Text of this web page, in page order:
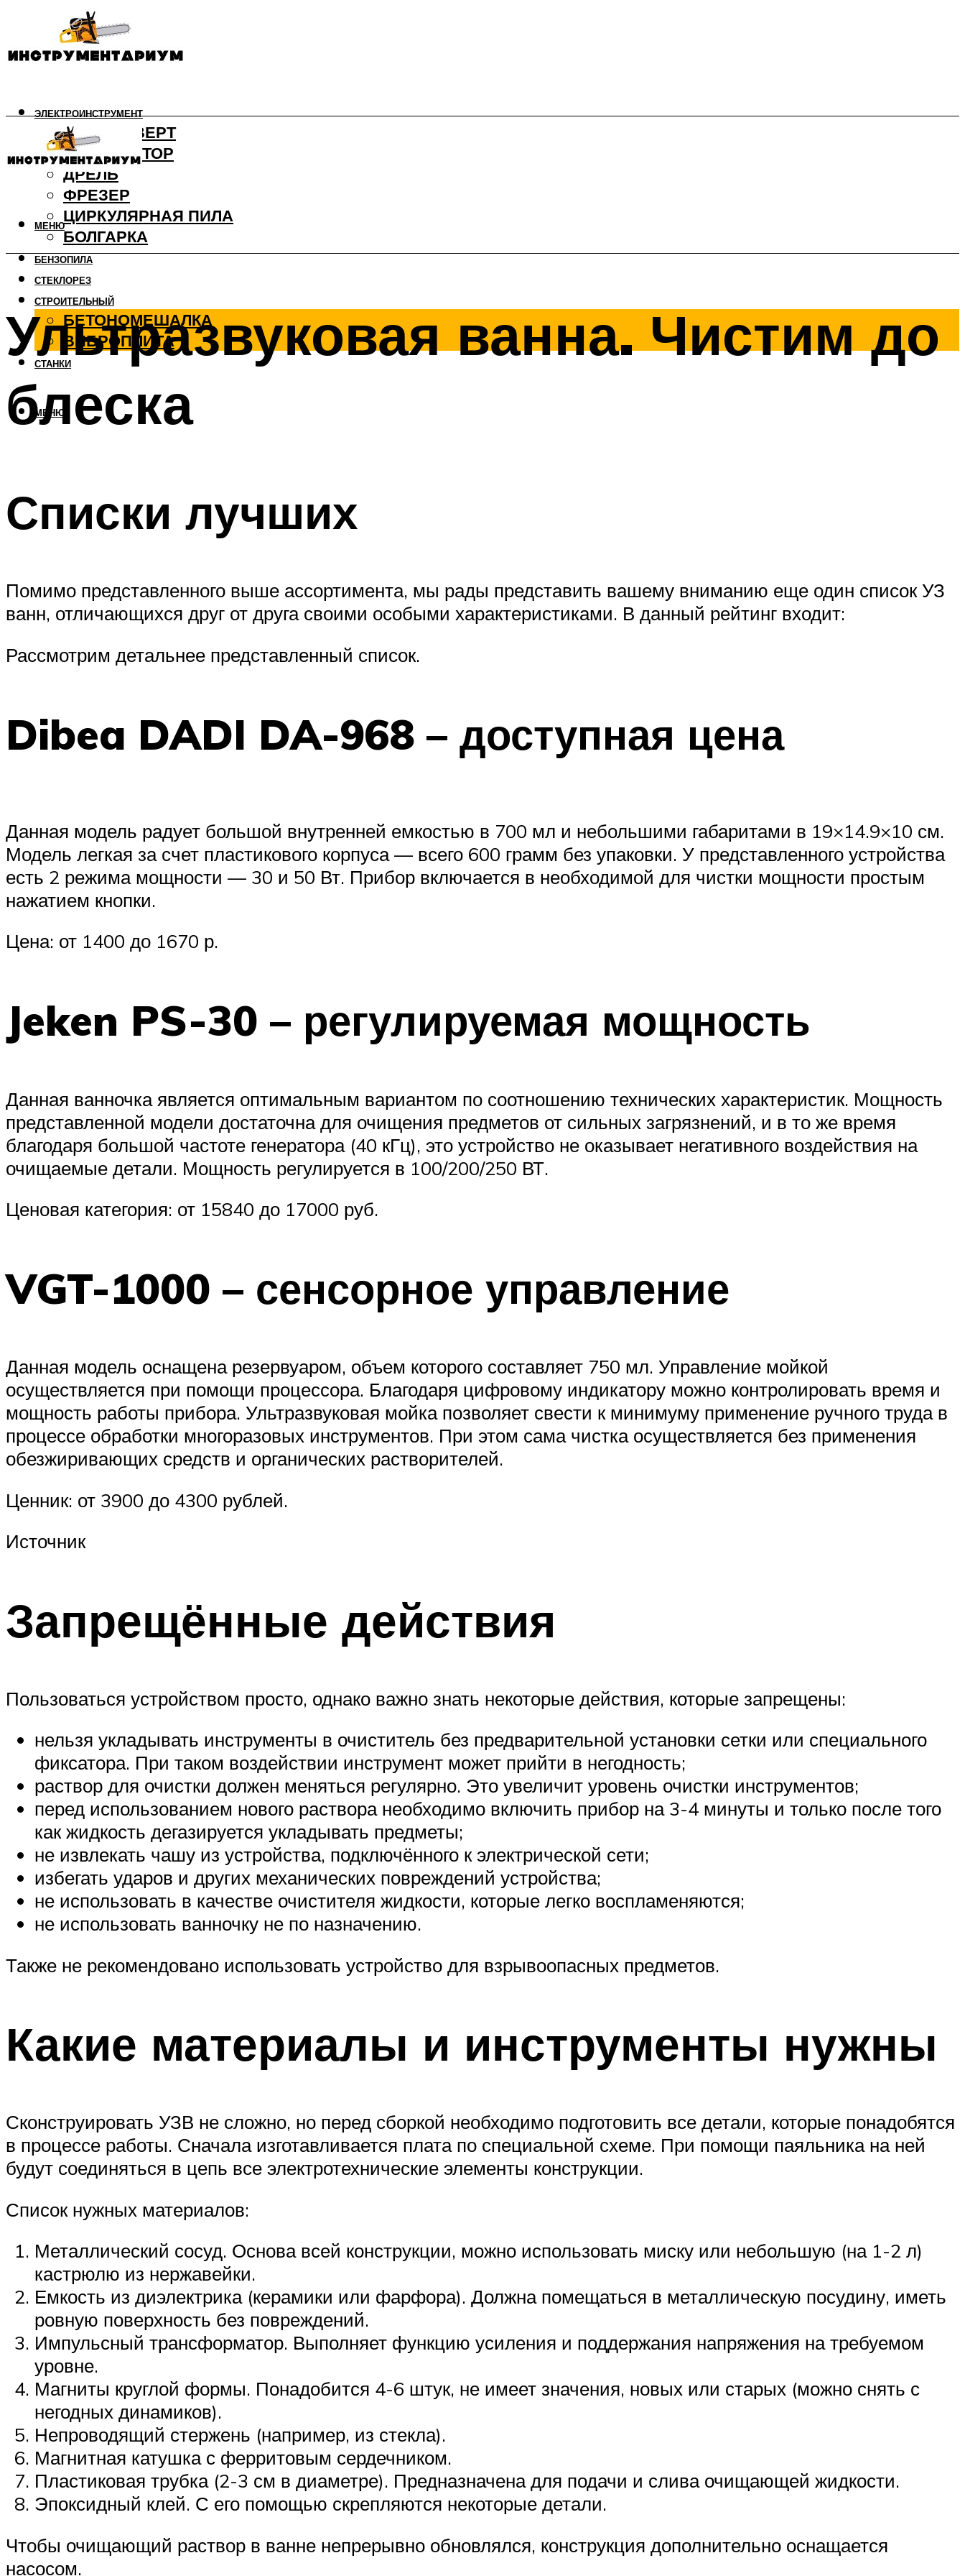
ЭЛЕКТРОИНСТРУМЕНТ
ШУРУПОВЕРТ
ПЕРФОРАТОР
ДРЕЛЬ
ФРЕЗЕР
ЦИРКУЛЯРНАЯ ПИЛА
БОЛГАРКА
БЕНЗОПИЛА
СТЕКЛОРЕЗ
СТРОИТЕЛЬНЫЙ
БЕТОНОМЕШАЛКА
ВИБРОПЛИТА
СТАНКИ
МЕНЮ
МЕНЮ
Ультразвуковая ванна. Чистим до
блеска
Списки лучших
Помимо представленного выше ассортимента, мы рады представить вашему вниманию еще один список УЗ
ванн, отличающихся друг от друга своими особыми характеристиками. В данный рейтинг входит:
Рассмотрим детальнее представленный список.
Dibea DADI DA-968 – доступная цена
Данная модель радует большой внутренней емкостью в 700 мл и небольшими габаритами в 19×14.9×10 см.
Модель легкая за счет пластикового корпуса — всего 600 грамм без упаковки. У представленного устройства
есть 2 режима мощности — 30 и 50 Вт. Прибор включается в необходимой для чистки мощности простым
нажатием кнопки.
Цена: от 1400 до 1670 р.
Jeken PS-30 – регулируемая мощность
Данная ванночка является оптимальным вариантом по соотношению технических характеристик. Мощность
представленной модели достаточна для очищения предметов от сильных загрязнений, и в то же время
благодаря большой частоте генератора (40 кГц), это устройство не оказывает негативного воздействия на
очищаемые детали. Мощность регулируется в 100/200/250 ВТ.
Ценовая категория: от 15840 до 17000 руб.
VGT-1000 – сенсорное управление
Данная модель оснащена резервуаром, объем которого составляет 750 мл. Управление мойкой
осуществляется при помощи процессора. Благодаря цифровому индикатору можно контролировать время и
мощность работы прибора. Ультразвуковая мойка позволяет свести к минимуму применение ручного труда в
процессе обработки многоразовых инструментов. При этом сама чистка осуществляется без применения
обезжиривающих средств и органических растворителей.
Ценник: от 3900 до 4300 рублей.
Источник
Запрещённые действия
Пользоваться устройством просто, однако важно знать некоторые действия, которые запрещены:
нельзя укладывать инструменты в очиститель без предварительной установки сетки или специального
фиксатора. При таком воздействии инструмент может прийти в негодность;
раствор для очистки должен меняться регулярно. Это увеличит уровень очистки инструментов;
перед использованием нового раствора необходимо включить прибор на 3-4 минуты и только после того
как жидкость дегазируется укладывать предметы;
не извлекать чашу из устройства, подключённого к электрической сети;
избегать ударов и других механических повреждений устройства;
не использовать в качестве очистителя жидкости, которые легко воспламеняются;
не использовать ванночку не по назначению.
Также не рекомендовано использовать устройство для взрывоопасных предметов.
Какие материалы и инструменты нужны
Сконструировать УЗВ не сложно, но перед сборкой необходимо подготовить все детали, которые понадобятся
в процессе работы. Сначала изготавливается плата по специальной схеме. При помощи паяльника на ней
будут соединяться в цепь все электротехнические элементы конструкции.
Список нужных материалов:
Металлический сосуд. Основа всей конструкции, можно использовать миску или небольшую (на 1-2 л)
кастрюлю из нержавейки.
Емкость из диэлектрика (керамики или фарфора). Должна помещаться в металлическую посудину, иметь
ровную поверхность без повреждений.
Импульсный трансформатор. Выполняет функцию усиления и поддержания напряжения на требуемом
уровне.
Магниты круглой формы. Понадобится 4-6 штук, не имеет значения, новых или старых (можно снять с
негодных динамиков).
Непроводящий стержень (например, из стекла).
Магнитная катушка с ферритовым сердечником.
Пластиковая трубка (2-3 см в диаметре). Предназначена для подачи и слива очищающей жидкости.
Эпоксидный клей. С его помощью скрепляются некоторые детали.
Чтобы очищающий раствор в ванне непрерывно обновлялся, конструкция дополнительно оснащается
насосом.